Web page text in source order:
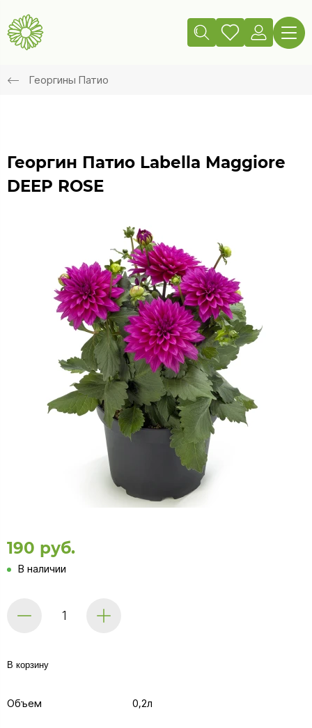
Георгины Патио
Георгин Патио Labella Maggiore
DEEP ROSE
190 руб.
В наличии
В корзину
Объем 0,2л